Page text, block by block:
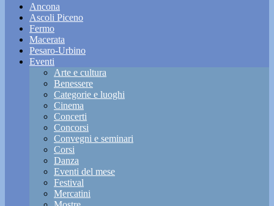
Ancona
Ascoli Piceno
Fermo
Macerata
Pesaro-Urbino
Eventi
Arte e cultura
Benessere
Categorie e luoghi
Cinema
Concerti
Concorsi
Convegni e seminari
Corsi
Danza
Eventi del mese
Festival
Mercatini